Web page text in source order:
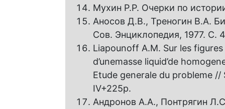
Мухин Р.Р. Очерки по
Аносов Д.В., Треногин В.А.
Сов. Энциклопедия, 1977. С.
Liapounoff A.M. Sur les
d’unemasse liquid’de
Etude generale du probleme //
IV+225p.
Андронов А.А., Понтрягин